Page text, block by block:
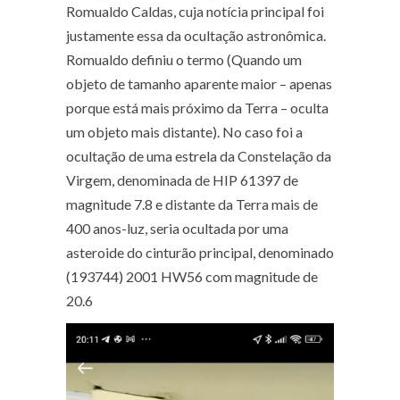
Romualdo Caldas, cuja notícia principal foi
justamente essa da ocultação astronômica.
Romualdo definiu o termo (Quando um
objeto de tamanho aparente maior – apenas
porque está mais próximo da Terra – oculta
um objeto mais distante). No caso foi a
ocultação de uma estrela da Constelação da
Virgem, denominada de HIP 61397 de
magnitude 7.8 e distante da Terra mais de
400 anos-luz, seria ocultada por uma
asteroide do cinturão principal, denominado
(193744) 2001 HW56 com magnitude de
20.6